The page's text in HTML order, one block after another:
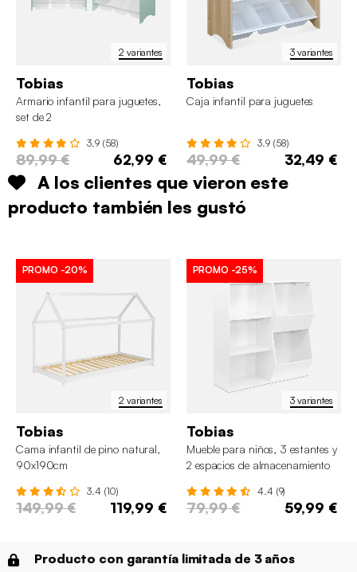
2 variantes
Tobias
Armario infantil para juguetes,
set de 2
3.9 (58)
89,99 € 62,99 €
3 variantes
Tobias
Caja infantil para juguetes
3.9 (58)
49,99 € 32,49 €
A los clientes que vieron este
producto también les gustó
2 variantes
PROMO -20%
Tobias
Cama infantil de pino natural,
90x190cm
3.4 (10)
149,99 € 119,99 €
3 variantes
PROMO -25%
Tobias
Mueble para niños, 3 estantes y
2 espacios de almacenamiento
4.4 (9)
79,99 € 59,99 €
Producto con garantía limitada de 3 años